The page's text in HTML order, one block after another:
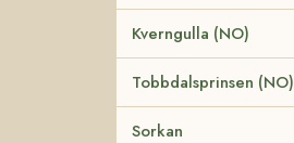
Kverngulla (NO)
Tobbdalsprinsen (NO)
Sorkan